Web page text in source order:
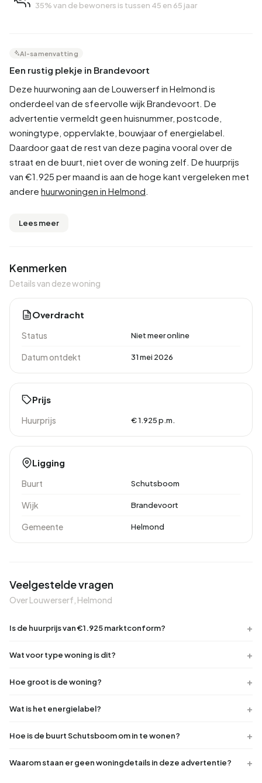
35% van de bewoners is tussen 45 en 65 jaar
AI-samenvatting
Een rustig plekje in Brandevoort
Deze huurwoning aan de Louwerserf in Helmond is
onderdeel van de sfeervolle wijk Brandevoort. De
advertentie vermeldt geen huisnummer, postcode,
woningtype, oppervlakte, bouwjaar of energielabel.
Daardoor gaat de rest van deze pagina vooral over de
straat en de buurt, niet over de woning zelf. De huurprijs
van €1.925 per maand is aan de hoge kant vergeleken met
andere huurwoningen in Helmond
Lees meer
Kenmerken
Details van deze woning
Overdracht
Status Niet meer online
Datum ontdekt 31 mei 2026
Prijs
Huurprijs € 1.925 p.m.
Ligging
Buurt Schutsboom
Wijk Brandevoort
Gemeente Helmond
Veelgestelde vragen
Over Louwerserf, Helmond
Is de huurprijs van €1.925 marktconform?
Wat voor type woning is dit?
Hoe groot is de woning?
Wat is het energielabel?
Hoe is de buurt Schutsboom om in te wonen?
Waarom staan er geen woningdetails in deze advertentie?